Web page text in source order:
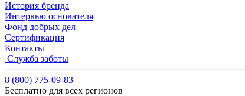
История бренда
Интервью основателя
Фонд добрых дел
Сертификация
Контакты
Служба заботы
8 (800) 775-09-83
Бесплатно для всех регионов